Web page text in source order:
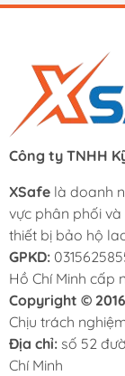
Công ty TNHH
XSafe là doanh
vực phân phối
thiết bị bảo hộ
GPKD:
Hồ Chí Minh cấp
Copyright ©
Chịu trách
Địa chỉ: số 52
Chí Minh